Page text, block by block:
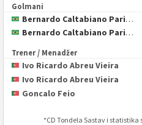
Golmani
Bernardo Caltabiano Parise Fontes
Bernardo Caltabiano Parise Fontes
Trener / Menadžer
Ivo Ricardo Abreu Vieira
Ivo Ricardo Abreu Vieira
Goncalo Feio
*CD Tondela Sastav i statistika